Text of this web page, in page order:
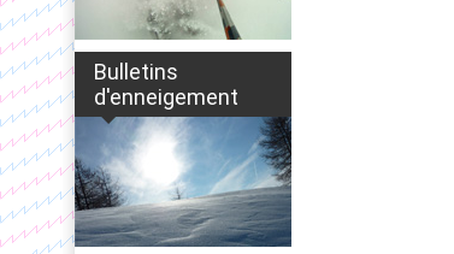
Bulletins
d'enneigement